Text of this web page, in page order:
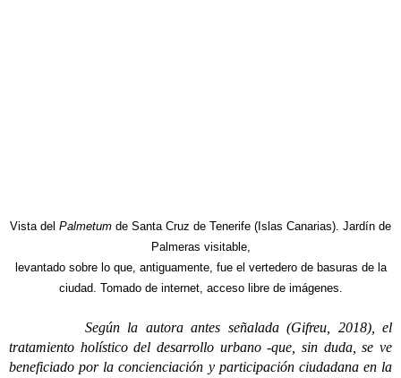
Vista del Palmetum de Santa Cruz de Tenerife (Islas Canarias). Jardín de
Palmeras visitable,
levantado sobre lo que, antiguamente, fue el vertedero de basuras de la
ciudad. Tomado de internet, acceso libre de imágenes.
Según la autora antes señalada (Gifreu, 2018), el
tratamiento holístico del desarrollo urbano -que, sin duda, se ve
beneficiado por la concienciación y participación ciudadana en la